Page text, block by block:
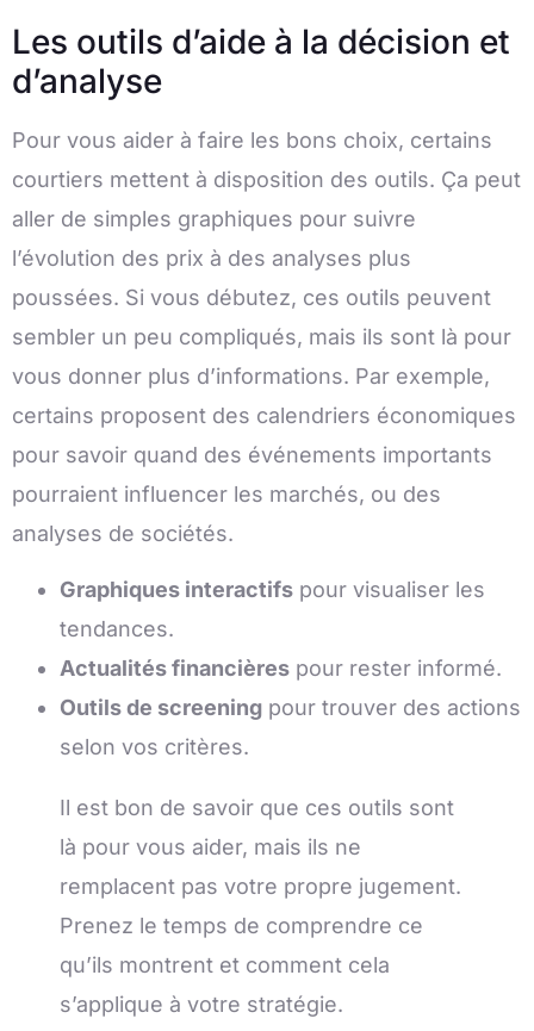
Les outils d’aide à la décision et
d’analyse
Pour vous aider à faire les bons choix, certains
courtiers mettent à disposition des outils. Ça peut
aller de simples graphiques pour suivre
l’évolution des prix à des analyses plus
poussées. Si vous débutez, ces outils peuvent
sembler un peu compliqués, mais ils sont là pour
vous donner plus d’informations. Par exemple,
certains proposent des calendriers économiques
pour savoir quand des événements importants
pourraient influencer les marchés, ou des
analyses de sociétés.
Graphiques interactifs pour visualiser les
tendances.
Actualités financières pour rester informé.
Outils de screening pour trouver des actions
selon vos critères.
Il est bon de savoir que ces outils sont
là pour vous aider, mais ils ne
remplacent pas votre propre jugement.
Prenez le temps de comprendre ce
qu’ils montrent et comment cela
s’applique à votre stratégie.